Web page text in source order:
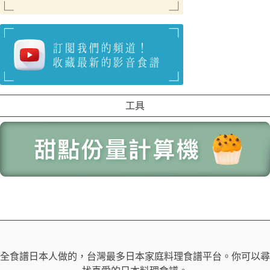
工具
全食譜日本人做的，台灣最多日本家庭料理食譜平台。你可以尋